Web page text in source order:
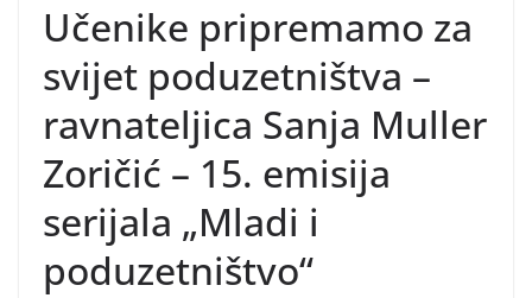
Učenike pripremamo za
svijet poduzetništva –
ravnateljica Sanja Muller
Zoričić – 15. emisija
serijala „Mladi i
poduzetništvo“